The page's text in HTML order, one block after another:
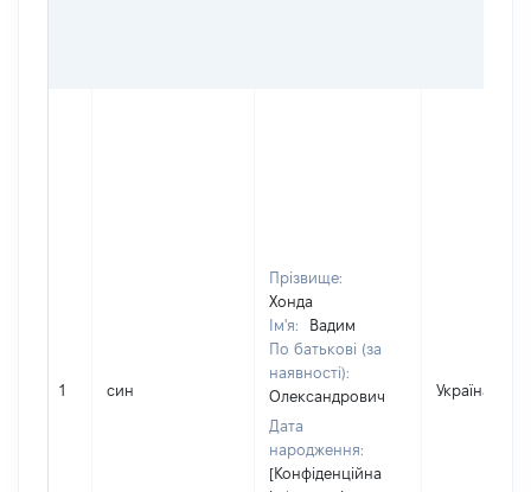
1 син
Прізвище:
Хонда
Ім'я:
Вадим
По батькові (за
наявності):
Олександрович
Дата
народження:
[Конфіденційна
Україна